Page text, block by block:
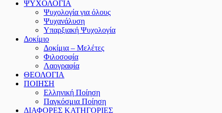
ΨΥΧΟΛΟΓΙΑ
Ψυχολογία για όλους
Ψυχανάλυση
Υπαρξιακή Ψυχολογία
Δοκίμιο
Δοκίμια – Μελέτες
Φιλοσοφία
Λαογραφία
ΘΕΟΛΟΓΙΑ
ΠΟΙΗΣΗ
Ελληνική Ποίηση
Παγκόσμια Ποίηση
ΔΙΑΦΟΡΕΣ ΚΑΤΗΓΟΡΙΕΣ